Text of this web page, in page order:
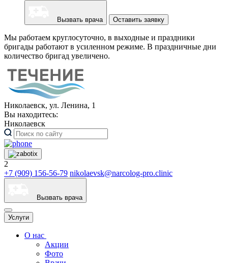
Вызвать врача Оставить заявку
Мы работаем круглосуточно, в выходные и праздники
бригады работают в усиленном режиме. В праздничные дни
количество бригад увеличено.
Николаевск, ул. Ленина, 1
Вы находитесь:
Николаевск
2
+7 (909) 156-56-79 nikolaevsk@narcolog-pro.clinic
Вызвать врача
Услуги
О нас
Акции
Фото